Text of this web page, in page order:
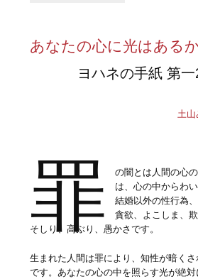
あなたの心に光はある
ヨハネの手紙 第
土
罪
の闇とは人間の心
は、心の中からわ
結婚以外の性行為
貪欲、よこしま、
そしり、高ぶり、愚かさです。
生まれた人間は罪により、知性が暗く
です。あなたの心の中を照らす光が絶